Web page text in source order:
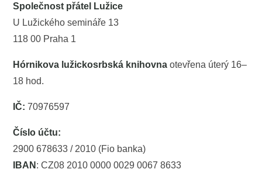
Společnost přátel Lužice
U Lužického semináře 13
118 00 Praha 1
Hórnikova lužickosrbská knihovna otevřena úterý 16–
18 hod.
IČ: 70976597
Číslo účtu:
2900 678633 / 2010 (Fio banka)
IBAN : CZ08 2010 0000 0029 0067 8633